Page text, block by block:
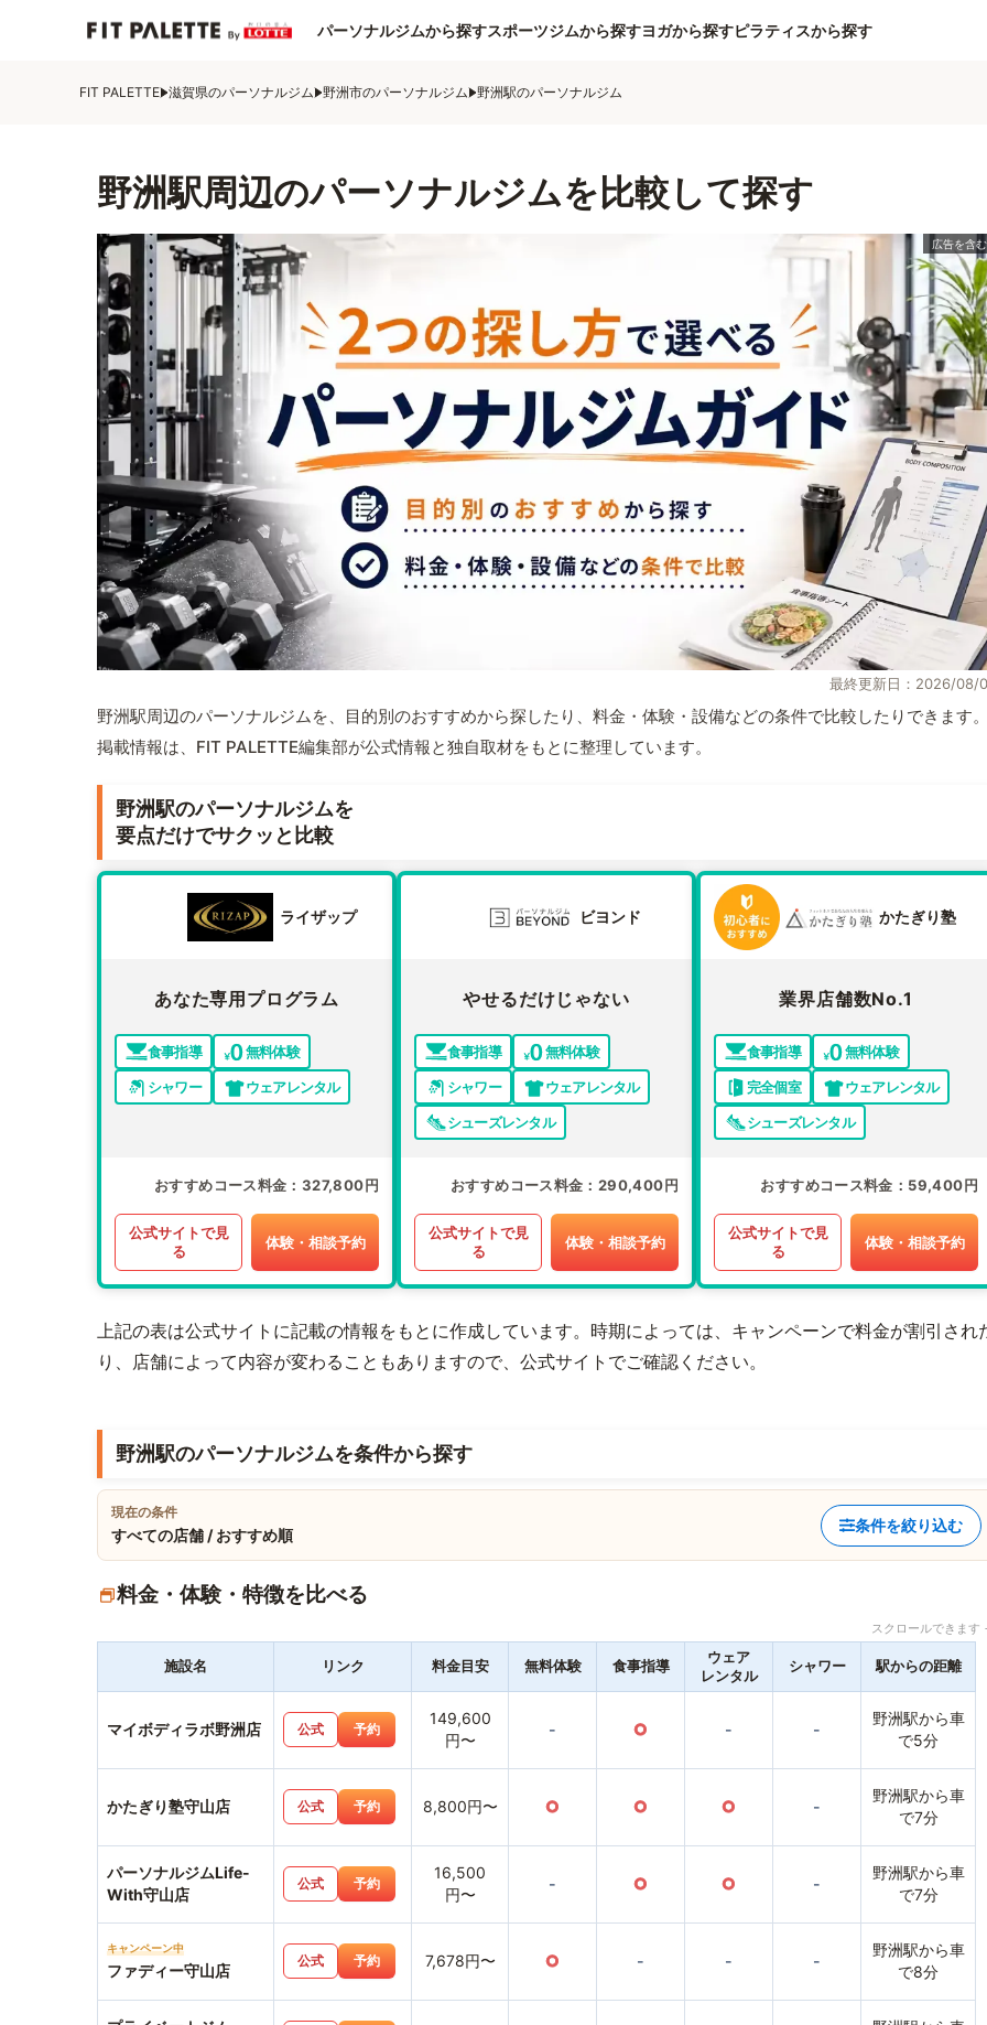
パーソナルジムから探すスポーツジムから探すヨガから探すピラティスから探す
FIT PALETTE 滋賀県のパーソナルジム 野洲市のパーソナルジム 野洲駅のパーソナルジム
野洲駅周辺のパーソナルジムを比較して探す
最終更新日：2026/08/
野洲駅周辺のパーソナルジムを、目的別のおすすめから探したり、料金・体験・設備などの条件で比較したりできます
掲載情報は、FIT PALETTE編集部が公式情報と独自取材をもとに整理しています。
野洲駅のパーソナルジムを
要点だけでサクッと比較
ライザップ
あなた専用プログラム
食事指導
無料体験
シャワー
ウェアレンタル
おすすめコース料金 327,800円
公式サイトで見
る
体験・相談予約
ビヨンド
やせるだけじゃない
食事指導
無料体験
シャワー
ウェアレンタル
シューズレンタル
おすすめコース料金 290,400円
公式サイトで見
る
体験・相談予約
かたぎり塾
業界店舗数No.1
食事指導
無料体験
完全個室
ウェアレンタル
シューズレンタル
おすすめコース料金 59,400円
公式サイトで見
る
体験・相談予約
上記の表は公式サイトに記載の情報をもとに作成しています。時期によっては、キャンペーンで料金が割引され
り、店舗によって内容が変わることもありますので、公式サイトでご確認ください。
野洲駅のパーソナルジムを条件から探す
現在の条件
すべての店舗 / おすすめ順
条件を絞り込む
料金・体験・特徴を比べる
スクロールできま
施設名 リンク 料金目安 無料体験 食事指導
ウェア
レンタル
シャワー 駅からの距離
マイボディラボ野洲店 公式 予約
149,600
円〜
- ○ - -
野洲駅から車
で5分
かたぎり塾守山店 公式 予約 8,800円〜 ○ ○ ○ -
野洲駅から車
で7分
パーソナルジムLife-
With守山店
公式 予約
16,500
円〜
- ○ ○ -
野洲駅から車
で7分
キャンペーン中
ファディー守山店
公式 予約 7,678円〜 ○ - - -
野洲駅から車
で8分